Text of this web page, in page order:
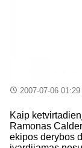
2007-07-06 01:29
Kaip
Ramonas
ekipos derybos